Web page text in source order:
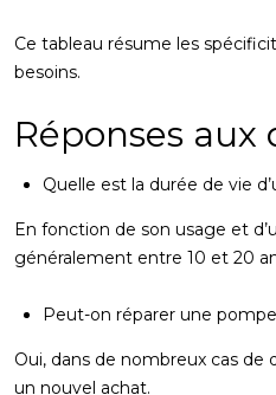
Ce tableau résume les
besoins.
Réponses
Quelle est la durée de vie
En fonction de son usage et
généralement entre 10 et 20
Peut-on réparer une
Oui, dans de nombreux cas
un nouvel achat.